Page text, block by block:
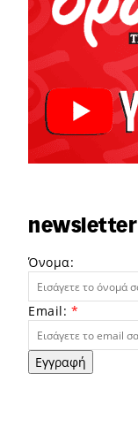
newsletter
Όνομα:
Email: *
Εγγραφή